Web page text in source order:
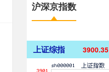
沪深京指数
上证综指 3900.35